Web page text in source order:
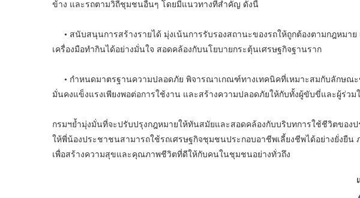
ข้าง และรถตามวิถีชุมชนอื่นๆ โดยมีแนวทางที่สำคัญ ดังนี้
• สนับสนุนการสร้างรายได้ มุ่งเน้นการรับรองสถานะของรถให้ถูกต้องตามกฎหมาย
เครื่องมือทำกินได้อย่างมั่นใจ สอดคล้องกับนโยบายกระตุ้นเศรษฐกิจฐานราก
• กำหนดมาตรฐานความปลอดภัย พิจารณาเกณฑ์ทางเทคนิคที่เหมาะสมกับลักษณะ
มั่นคงแข็งแรงเพียงพอต่อการใช้งาน และสร้างความปลอดภัยให้กับทั้งผู้ขับขี่และผู้ร่วม
กรมฯย้ำมุ่งมั่นที่จะปรับปรุงกฎหมายให้ทันสมัยและสอดคล้องกับบริบทการใช้ชีวิตของ
ให้พี่น้องประชาชนสามารถใช้รถเศรษฐกิจชุมชนประกอบอาชีพเลี้ยงชีพได้อย่างยั่งยืน
เพื่อสร้างความสุขและคุณภาพชีวิตที่ดีให้กับคนในชุมชนอย่างทั่วถึง